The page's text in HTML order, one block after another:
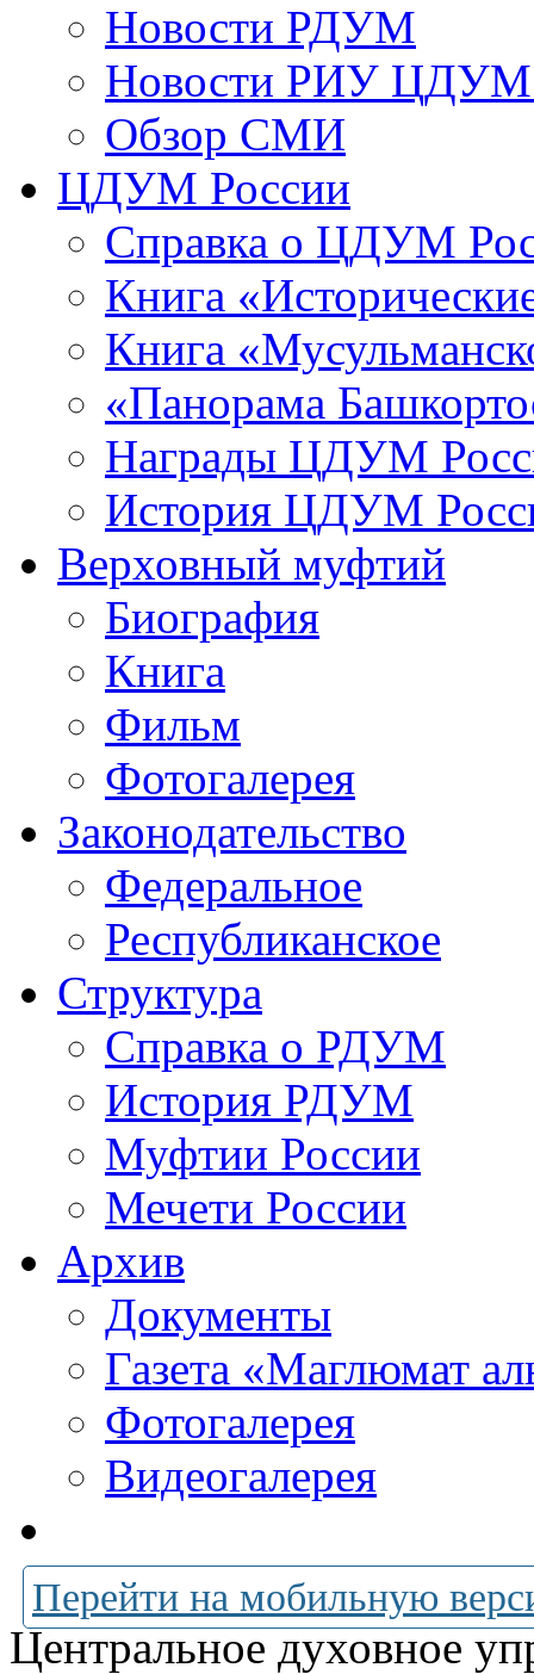
Новости РДУМ
Новости РИУ ЦДУМ
Обзор СМИ
ЦДУМ России
Справка о ЦДУМ
Книга
Книга
«Панорама
Награды ЦДУМ
История ЦДУМ
Верховный муфтий
Биография
Книга
Фильм
Фотогалерея
Законодательство
Федеральное
Республиканское
Структура
Справка о РДУМ
История РДУМ
Муфтии России
Мечети России
Архив
Документы
Газета «Маглюмат
Фотогалерея
Видеогалерея
Перейти на мобильную
Центральное духовное